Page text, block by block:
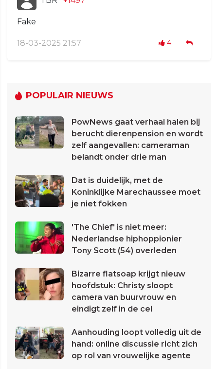
Fake
18-03-2025 21:57 4
POPULAIR NIEUWS
PowNews gaat verhaal halen bij
berucht dierenpension en wordt
zelf aangevallen: cameraman
belandt onder drie man
Dat is duidelijk, met de
Koninklijke Marechaussee moet
je niet fokken
'The Chief' is niet meer:
Nederlandse hiphoppionier
Tony Scott (54) overleden
Bizarre flatsoap krijgt nieuw
hoofdstuk: Christy sloopt
camera van buurvrouw en
eindigt zelf in de cel
Aanhouding loopt volledig uit de
hand: online discussie richt zich
op rol van vrouwelijke agente